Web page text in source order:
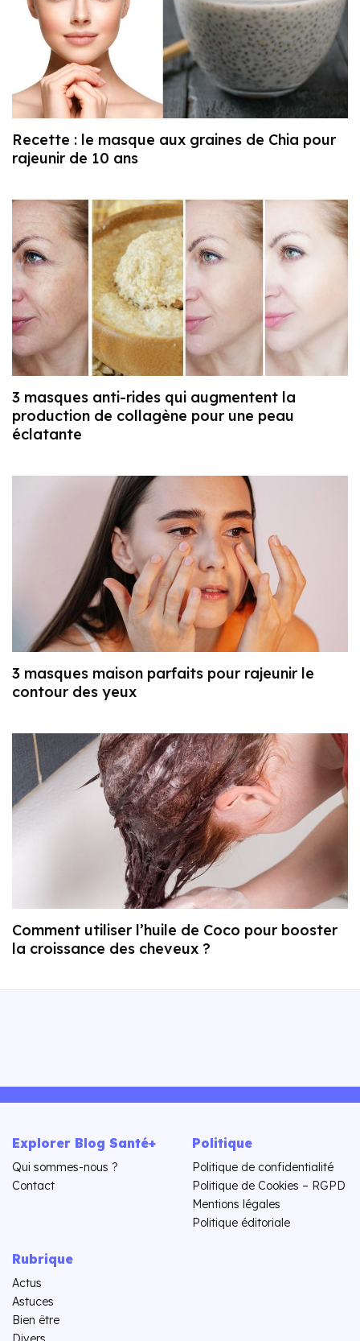
Recette : le masque aux graines de Chia pour
rajeunir de 10 ans
3 masques anti-rides qui augmentent la
production de collagène pour une peau
éclatante
3 masques maison parfaits pour rajeunir le
contour des yeux
Comment utiliser l’huile de Coco pour booster
la croissance des cheveux ?
Explorer Blog Santé+
Qui sommes-nous ?
Contact
Politique
Politique de confidentialité
Politique de Cookies – RGPD
Mentions légales
Politique éditoriale
Rubrique
Actus
Astuces
Bien être